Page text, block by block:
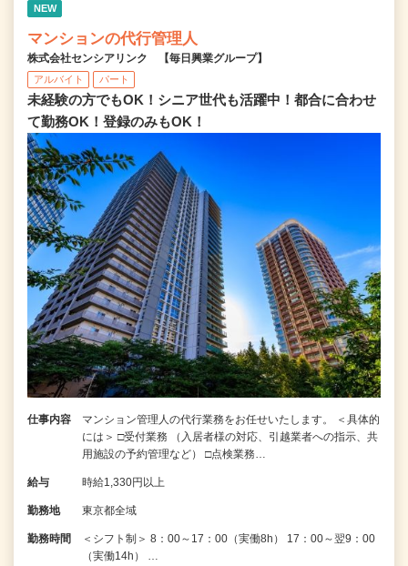
NEW
マンションの代行管理人
株式会社センシアリンク 【毎日興業グループ】
アルバイト パート
未経験の方でもOK！シニア世代も活躍中！都合に合わせ
て勤務OK！登録のみもOK！
仕事内容
マンション管理人の代行業務をお任せいたします。 ＜具体的
には＞ □受付業務 （入居者様の対応、引越業者への指示、共
用施設の予約管理など） □点検業務…
給与 時給1,330円以上
勤務地 東京都全域
勤務時間
＜シフト制＞ 8：00～17：00（実働8h） 17：00～翌9：00
（実働14h） …